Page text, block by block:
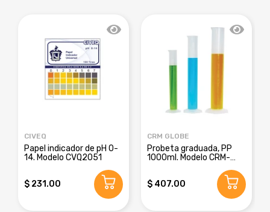
CIVEQ
Papel indicador de pH 0-
14. Modelo CVQ2051
$ 231.00
CRM GLOBE
Probeta graduada, PP
1000ml. Modelo CRM-
$ 407.00